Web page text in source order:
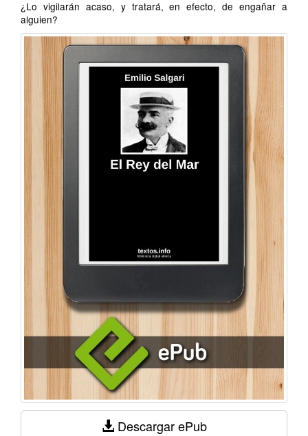
¿Lo vigilarán acaso, y tratará, en efecto, de engañar a
alguien?
Descargar ePub